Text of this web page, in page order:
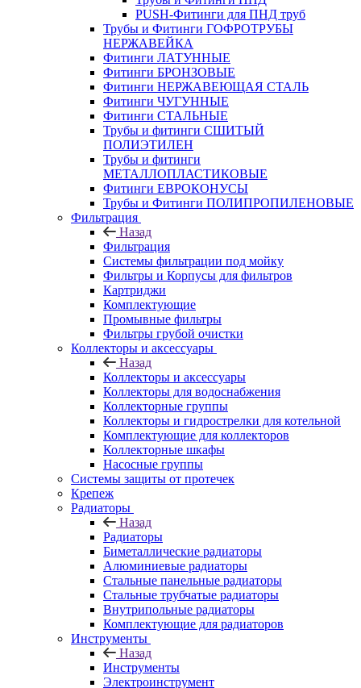
PUSH-Фитинги для ПНД труб
Трубы и Фитинги ГОФРОТРУБЫ
НЕРЖАВЕЙКА
Фитинги ЛАТУННЫЕ
Фитинги БРОНЗОВЫЕ
Фитинги НЕРЖАВЕЮЩАЯ СТАЛЬ
Фитинги ЧУГУННЫЕ
Фитинги СТАЛЬНЫЕ
Трубы и фитинги СШИТЫЙ
ПОЛИЭТИЛЕН
Трубы и фитинги
МЕТАЛЛОПЛАСТИКОВЫЕ
Фитинги ЕВРОКОНУСЫ
Трубы и Фитинги ПОЛИПРОПИЛЕНОВЫЕ
Фильтрация
Назад
Фильтрация
Системы фильтрации под мойку
Фильтры и Корпусы для фильтров
Картриджи
Комплектующие
Промывные фильтры
Фильтры грубой очистки
Коллекторы и аксессуары
Назад
Коллекторы и аксессуары
Коллекторы для водоснабжения
Коллекторные группы
Коллекторы и гидрострелки для котельной
Комплектующие для коллекторов
Коллекторные шкафы
Насосные группы
Системы защиты от протечек
Крепеж
Радиаторы
Назад
Радиаторы
Биметаллические радиаторы
Алюминиевые радиаторы
Стальные панельные радиаторы
Стальные трубчатые радиаторы
Внутрипольные радиаторы
Комплектующие для радиаторов
Инструменты
Назад
Инструменты
Электроинструмент